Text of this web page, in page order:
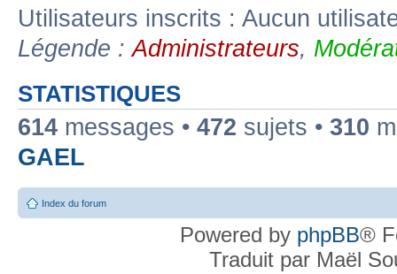
Utilisateurs inscrits : Aucun
Légende :Administrateurs,
STATISTIQUES
614 messages • 472 sujets • 310
GAEL
Index du forum
Powered by phpBB®
Traduit par Maël